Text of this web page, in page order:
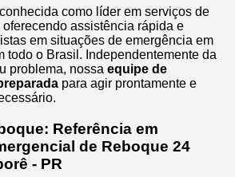
como líder em serviços de
oferecendo assistência rápida e
em situações de emergência em
todo o Brasil. Independentemente da
problema, nossa equipe de
para agir prontamente e
Referência em
de Reboque 24
- PR